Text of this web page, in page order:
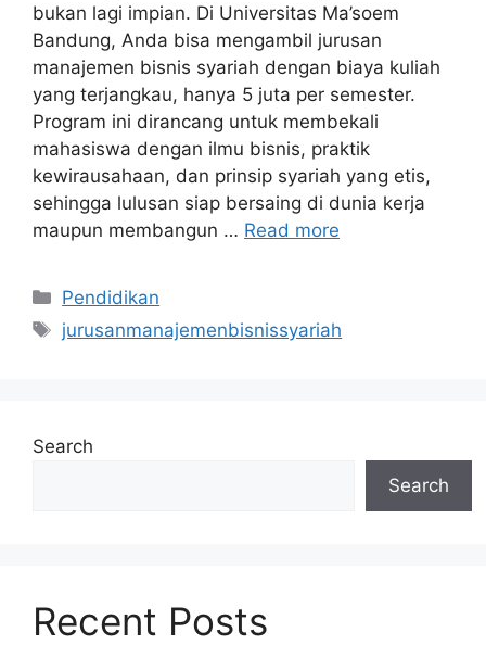
bukan lagi impian. Di Universitas Ma’soem
Bandung, Anda bisa mengambil jurusan
manajemen bisnis syariah dengan biaya kuliah
yang terjangkau, hanya 5 juta per semester.
Program ini dirancang untuk membekali
mahasiswa dengan ilmu bisnis, praktik
kewirausahaan, dan prinsip syariah yang etis,
sehingga lulusan siap bersaing di dunia kerja
maupun membangun … Read more
Categories
Pendidikan
Tags
jurusanmanajemenbisnissyariah
Search
Search
Recent Posts